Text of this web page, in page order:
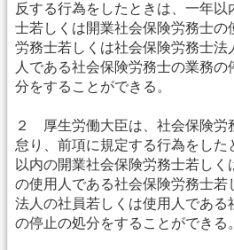
反する行為をしたときは、一年以
士若しくは開業社会保険労務士の
労務士若しくは社会保険労務士法
人である社会保険労務士の業務
分をすることができる。
２ 厚生労働大臣は、社会保険労
怠り、前項に規定する行為をした
以内の開業社会保険労務士若しく
の使用人である社会保険労務士若
法人の社員若しくは使用人である
の停止の処分をすることができる。